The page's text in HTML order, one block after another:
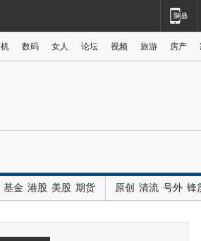
数码 女人 论坛 视频 旅游 房产
基金 港股 美股 期货 原创 清流 号外 锋